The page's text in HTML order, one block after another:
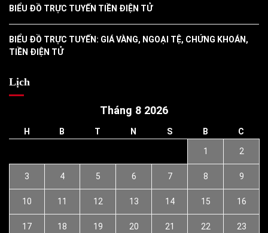
BIỂU ĐỒ TRỰC TUYẾN TIỀN ĐIỆN TỬ
BIỂU ĐỒ TRỰC TUYẾN: GIÁ VÀNG, NGOẠI TỆ, CHỨNG KHOÁN,
TIỀN ĐIỆN TỬ
Lịch
Tháng 8 2026
H B T N S B C
1 2
3 4 5 6 7 8 9
10 11 12 13 14 15 16
17 18 19 20 21 22 23